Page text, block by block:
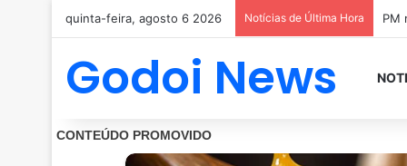
quinta-feira, agosto 6 2026 Notícias de Última Hora PM
Godoi News